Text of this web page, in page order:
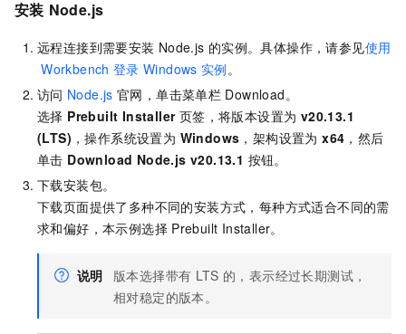
安装 Node.js
远程连接到需要安装 Node.js 的实例。具体操作，请参见使用
Workbench 登录 Windows 实例。
访问 Node.js 官网，单击菜单栏 Download。
选择 Prebuilt Installer页签，将版本设置为 v20.13.1
(LTS) ，操作系统设置为 Windows ，架构设置为x64 ，然后
单击 Download Node.js v20.13.1 按钮。
下载安装包。
下载页面提供了多种不同的安装方式，每种方式适合不同的需
求和偏好，本示例选择 Prebuilt Installer。
说明 版本选择带有 LTS 的，表示经过长期测试，
相对稳定的版本。